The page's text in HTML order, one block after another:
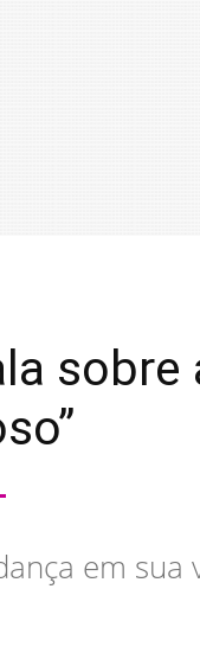
sobre
em sua